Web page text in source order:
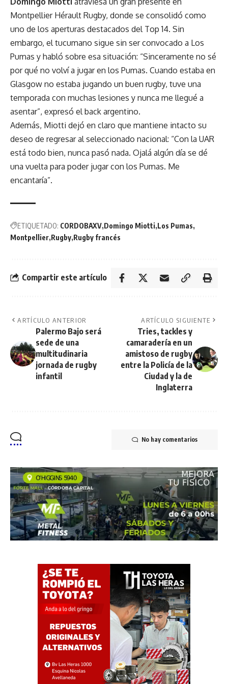
Montpellier Hérault Rugby, donde se consolidó como
uno de los aperturas destacados del Top 14. Sin
embargo, el tucumano sigue sin ser convocado a Los
Pumas y habló sobre esa situación: “Sinceramente no sé
por qué no volví a jugar en los Pumas. Cuando estaba en
Glasgow no estaba jugando un buen rugby, tuve una
temporada con muchas lesiones y nunca me llegué a
asentar”, expresó el back argentino.
Además, Miotti dejó en claro que mantiene intacto su
deseo de regresar al seleccionado nacional: “Con la UAR
está todo bien, nunca pasó nada. Ojalá algún día se dé
una vuelta para poder jugar con los Pumas. Me
encantaría”.
ETIQUETADO: CORDOBAXV Domingo Miotti Los Pumas
Montpellier Rugby Rugby francés
Compartir este artículo
ARTÍCULO ANTERIOR
Palermo Bajo será
sede de una
multitudinaria
jornada de rugby
infantil
ARTÍCULO SIGUIENTE
Tries, tackles y
camaradería en un
amistoso de rugby
entre la Policía de la
Ciudad y la de
Inglaterra
No hay comentarios